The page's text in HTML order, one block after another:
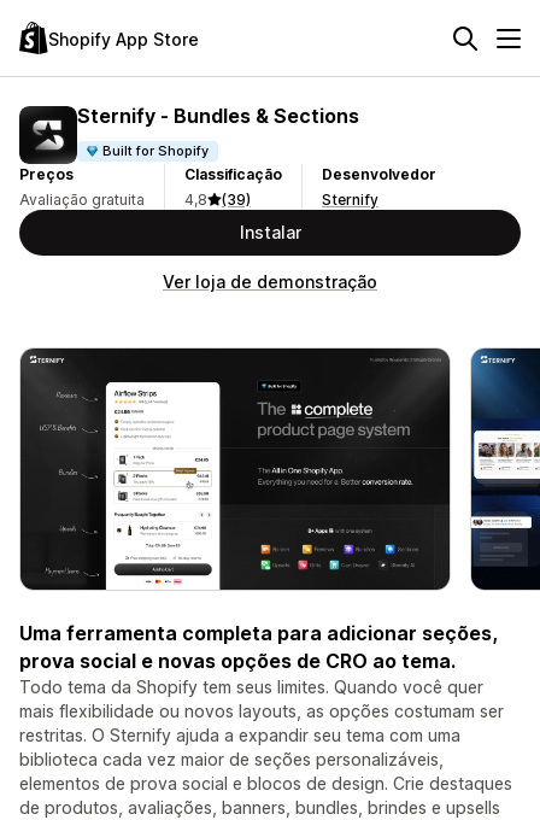
Shopify App Store
Sternify ‑ Bundles & Sections
Built for Shopify
Preços
Avaliação gratuita
Classificação
4,8
(39)
Desenvolvedor
Sternify
Instalar
Ver loja de demonstração
Uma ferramenta completa para adicionar seções,
prova social e novas opções de CRO ao tema.
Todo tema da Shopify tem seus limites. Quando você quer
mais flexibilidade ou novos layouts, as opções costumam ser
restritas. O Sternify ajuda a expandir seu tema com uma
biblioteca cada vez maior de seções personalizáveis,
elementos de prova social e blocos de design. Crie destaques
de produtos, avaliações, banners, bundles, brindes e upsells